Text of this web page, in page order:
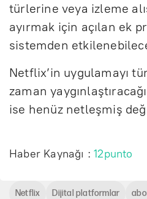
türlerine veya izleme
ayırmak için açılan ek
sistemden
Netflix’in uygulamayı
zaman
ise henüz netleşmiş
Haber Kaynağı :12punto
Netflix Dijital platformlar